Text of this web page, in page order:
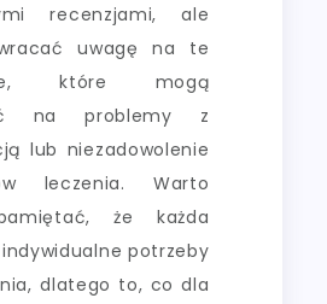
recenzjami, ale
uwagę na te
które mogą
na problemy z
lub niezadowolenie
leczenia. Warto
że każda
potrzeby
dlatego to, co dla